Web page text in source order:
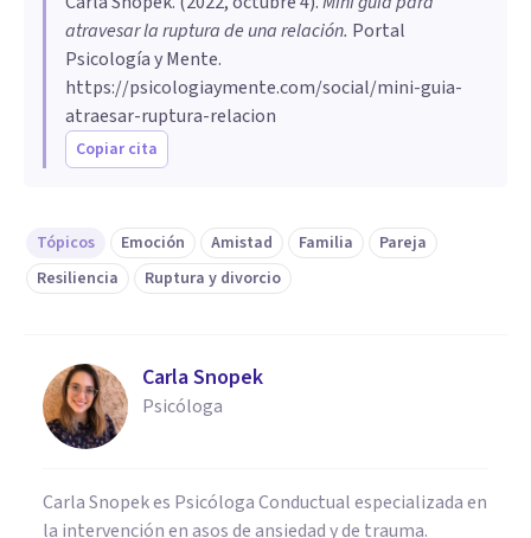
atravesar la ruptura de una relación. Portal
Psicología y Mente.
https://psicologiaymente.com/social/mini-guia-
atraesar-ruptura-relacion
Copiar cita
Tópicos Emoción Amistad Familia
Pareja
Resiliencia
Ruptura y divorcio
Carla Snopek
Psicóloga
Carla Snopek es Psicóloga Conductual especializada en
la intervención en asos de ansiedad y de trauma.